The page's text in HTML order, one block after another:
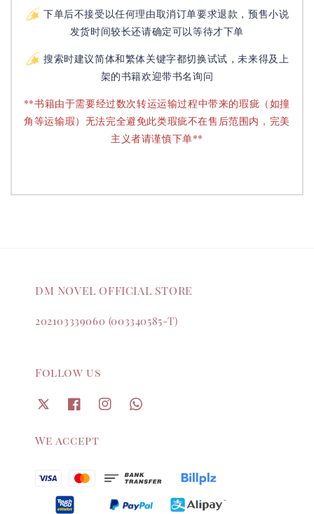
下单后不接受以任何理由取消订单要求退款，预售小说
发货时间较长还请确定可以等待才下单
搜索时建议简体和繁体关键字都切换试试，未来得及上
架的书籍欢迎带书名询问
**书籍由于需要经过数次转运运输过程中带来的瑕疵（如撞
角等运输瑕）无法完全避免此类瑕疵不在售后范围内，完美
主义者请谨慎下单**
DM NOVEL OFFICIAL STORE
202103339060 (003340585-T)
Follow us
We accept